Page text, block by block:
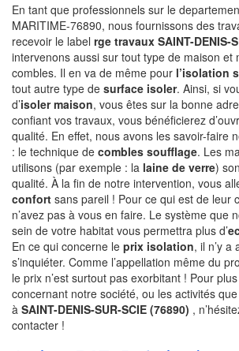
En tant que professionnels sur le
MARITIME-76890, nous fournissons des
recevoir le label rge travaux SAINT-DENIS-
intervenons aussi sur tout type de maison et
combles. Il en va de même pour l’isolation
tout autre type de surface isoler. Ainsi, si
d’isoler maison, vous êtes sur la bonne
confiant vos travaux, vous bénéficierez
qualité. En effet, nous avons les savoir-faire
: le technique de combles soufflage. Les
utilisons (par exemple : la laine de verre)
qualité. À la fin de notre intervention, vous
confort sans pareil ! Pour ce qui est de leur
n’avez pas à vous en faire. Le système que
sein de votre habitat vous permettra plus d’
En ce qui concerne le prix isolation, il n’y a
s’inquiéter. Comme l’appellation même du
le prix n’est surtout pas exorbitant ! Pour plus
concernant notre société, ou les activités
à SAINT-DENIS-SUR-SCIE (76890) ,
contacter !